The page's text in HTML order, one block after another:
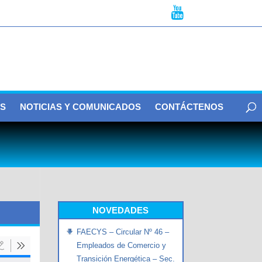
NOTICIAS Y COMUNICADOS CONTÁCTENOS
NOVEDADES
FAECYS – Circular Nº 46 –
Empleados de Comercio y
Transición Energética – Sec.